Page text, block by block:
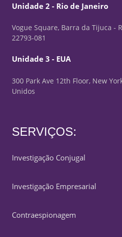
Unidade 2 - Rio de Janeiro
Vogue Square, Barra da Tijuca -
22793-081
Unidade 3 - EUA
300 Park Ave 12th Floor, New
Unidos
SERVIÇOS:
Investigação Conjugal
Investigação Empresarial
Contraespionagem